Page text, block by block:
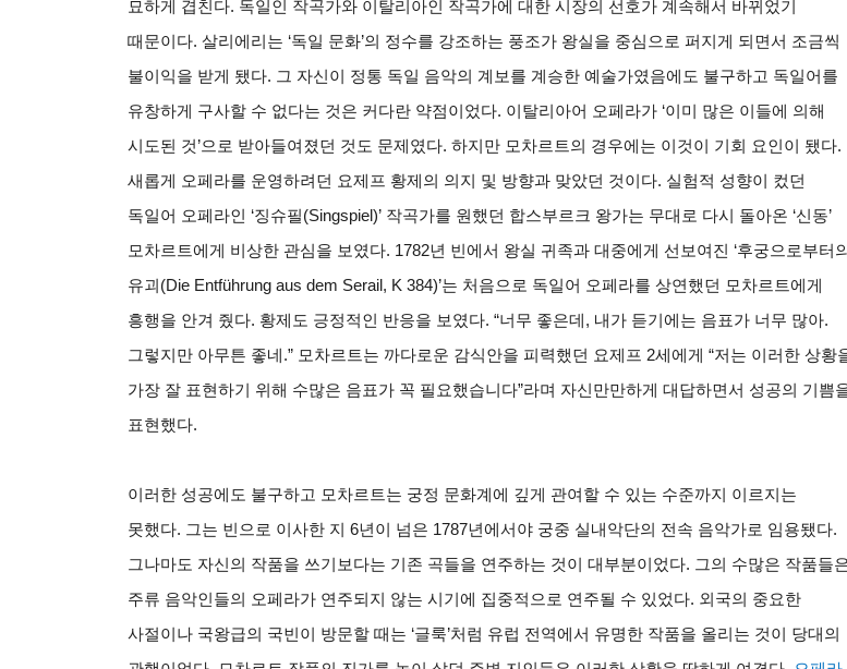
묘하게 겹친다. 독일인 작곡가와 이탈리아인 작곡가에 대한 시장의 선호가 계속해서 바뀌었기
때문이다. 살리에리는 ‘독일 문화’의 정수를 강조하는 풍조가 왕실을 중심으로 퍼지게 되면서 조금씩
불이익을 받게 됐다. 그 자신이 정통 독일 음악의 계보를 계승한 예술가였음에도 불구하고 독일어를
유창하게 구사할 수 없다는 것은 커다란 약점이었다. 이탈리아어 오페라가 ‘이미 많은 이들에 의해
시도된 것’으로 받아들여졌던 것도 문제였다. 하지만 모차르트의 경우에는 이것이 기회 요인이 됐다.
새롭게 오페라를 운영하려던 요제프 황제의 의지 및 방향과 맞았던 것이다. 실험적 성향이 컸던
독일어 오페라인 ‘징슈필(Singspiel)’ 작곡가를 원했던 합스부르크 왕가는 무대로 다시 돌아온 ‘신동’
모차르트에게 비상한 관심을 보였다. 1782년 빈에서 왕실 귀족과 대중에게 선보여진 ‘후궁으로부터
유괴(Die Entführung aus dem Serail, K 384)’는 처음으로 독일어 오페라를 상연했던 모차르트에게
흥행을 안겨 줬다. 황제도 긍정적인 반응을 보였다. “너무 좋은데, 내가 듣기에는 음표가 너무 많아.
그렇지만 아무튼 좋네.” 모차르트는 까다로운 감식안을 피력했던 요제프 2세에게 “저는 이러한 상황
가장 잘 표현하기 위해 수많은 음표가 꼭 필요했습니다”라며 자신만만하게 대답하면서 성공의 기쁨
표현했다.
이러한 성공에도 불구하고 모차르트는 궁정 문화계에 깊게 관여할 수 있는 수준까지 이르지는
못했다. 그는 빈으로 이사한 지 6년이 넘은 1787년에서야 궁중 실내악단의 전속 음악가로 임용됐다.
그나마도 자신의 작품을 쓰기보다는 기존 곡들을 연주하는 것이 대부분이었다. 그의 수많은 작품들
주류 음악인들의 오페라가 연주되지 않는 시기에 집중적으로 연주될 수 있었다. 외국의 중요한
사절이나 국왕급의 국빈이 방문할 때는 ‘글룩’처럼 유럽 전역에서 유명한 작품을 올리는 것이 당대의